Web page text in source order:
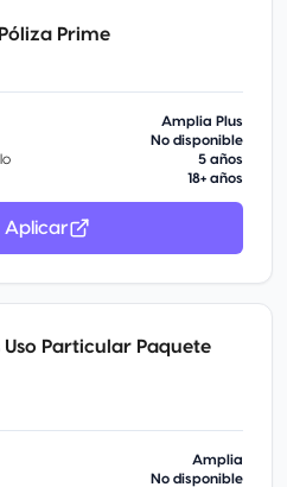
Prime
Amplia Plus
No disponible
5 años
18+ años
Aplicar
Particular Paquete
Amplia
No disponible